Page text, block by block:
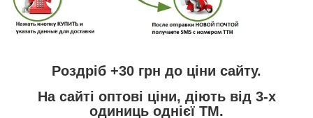
Роздріб +30 грн до ціни сайту.
На сайті оптові ціни, діють від 3-х
одиниць однієї ТМ.